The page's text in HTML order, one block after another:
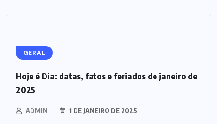
GERAL
Hoje é Dia: datas, fatos e feriados de janeiro de
2025
ADMIN 1 DE JANEIRO DE 2025